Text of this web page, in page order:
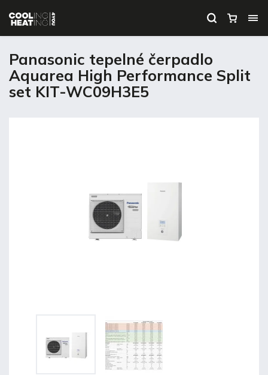
Panasonic tepelné čerpadlo
Aquarea High Performance Split
set KIT-WC09H3E5